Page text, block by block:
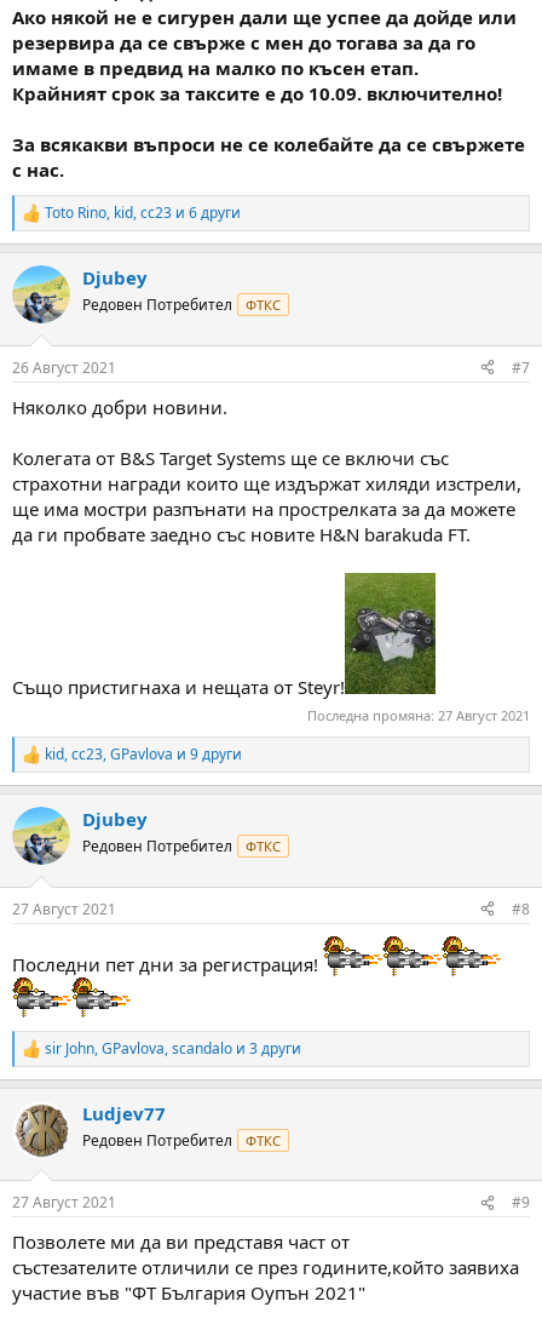
Ако някой не е сигурен дали ще успее да дойде или
резервира да се свърже с мен до тогава за да го
имаме в предвид на малко по късен етап.
Крайният срок за таксите е до 10.09. включително!
За всякакви въпроси не се колебайте да се свържете
с нас.
R
e
c
t
i
s
Toto Rino, kid,cc23 и 6 други
Djubey
Редовен Потребител ФТКС
26 Август 2021 #7
Няколко добри новини.
Колегата от B&S Target Systems ще се включи със
страхотни награди които ще издържат хиляди изстрели,
ще има мостри разпънати на прострелката за да можете
да ги пробвате заедно със новите H&N barakuda FT.
Също пристигнаха и нещата от Steyr!
Последна промяна: 27 Август 2021
R
e
c
t
i
s
kid,cc23,GPavlova и 9 други
Djubey
Редовен Потребител ФТКС
27 Август 2021 #8
Последни пет дни за регистрация!
R
e
c
t
i
s
sir John,GPavlova,scandalo и 3 други
Ludjev77
Редовен Потребител ФТКС
27 Август 2021 #9
Позволете ми да ви представя част от
състезателите отличили се през годините,който заявиха
участие във "ФТ България Оупън 2021"